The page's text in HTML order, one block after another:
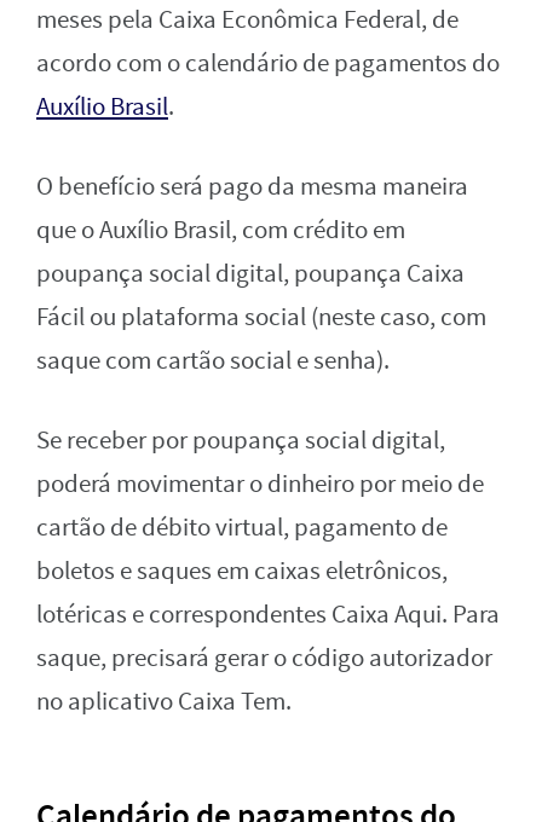
meses pela Caixa Econômica Federal, de
acordo com o calendário de pagamentos do
Auxílio Brasil.
O benefício será pago da mesma maneira
que o Auxílio Brasil, com crédito em
poupança social digital, poupança Caixa
Fácil ou plataforma social (neste caso, com
saque com cartão social e senha).
Se receber por poupança social digital,
poderá movimentar o dinheiro por meio de
cartão de débito virtual, pagamento de
boletos e saques em caixas eletrônicos,
lotéricas e correspondentes Caixa Aqui. Para
saque, precisará gerar o código autorizador
no aplicativo Caixa Tem.